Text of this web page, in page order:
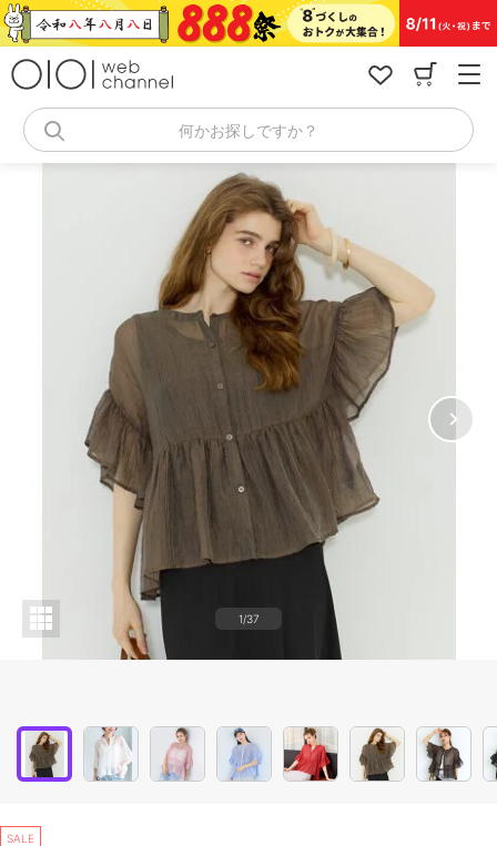
コ
ン
何かお探しですか？
1/37
SALE